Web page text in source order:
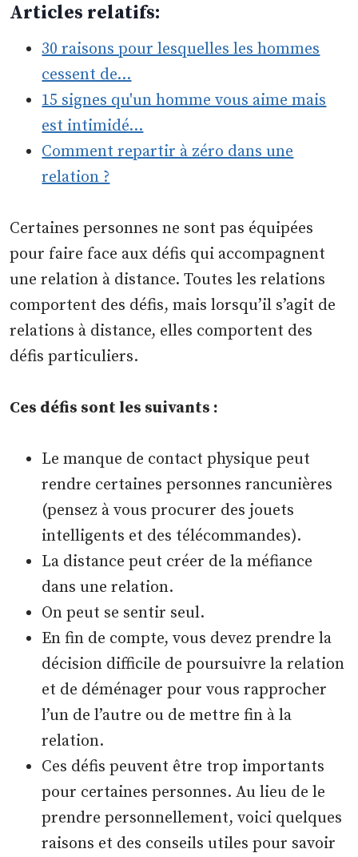
Articles relatifs:
30 raisons pour lesquelles les hommes
cessent de…
15 signes qu'un homme vous aime mais
est intimidé…
Comment repartir à zéro dans une
relation ?
Certaines personnes ne sont pas équipées
pour faire face aux défis qui accompagnent
une relation à distance. Toutes les relations
comportent des défis, mais lorsqu’il s’agit de
relations à distance, elles comportent des
défis particuliers.
Ces défis sont les suivants :
Le manque de contact physique peut
rendre certaines personnes rancunières
(pensez à vous procurer des jouets
intelligents et des télécommandes).
La distance peut créer de la méfiance
dans une relation.
On peut se sentir seul.
En fin de compte, vous devez prendre la
décision difficile de poursuivre la relation
et de déménager pour vous rapprocher
l’un de l’autre ou de mettre fin à la
relation.
Ces défis peuvent être trop importants
pour certaines personnes. Au lieu de le
prendre personnellement, voici quelques
raisons et des conseils utiles pour savoir